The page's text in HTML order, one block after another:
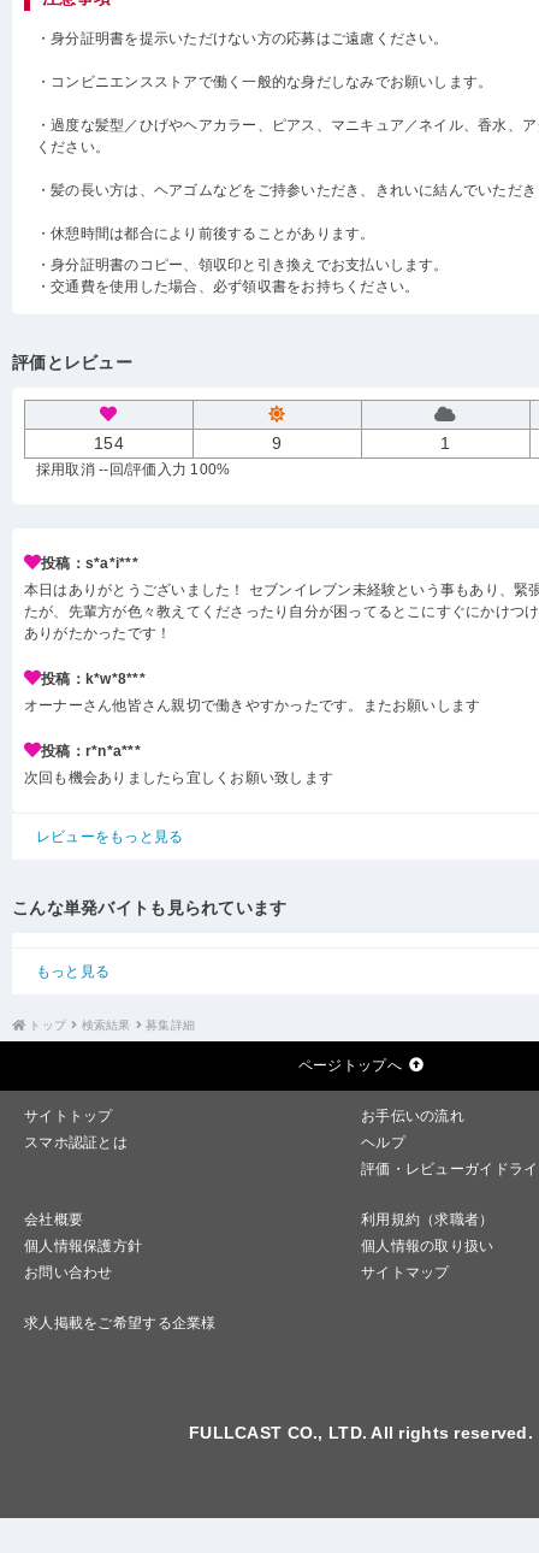
・身分証明書を提示いただけない方の応募はご遠慮ください。
・コンビニエンスストアで働く一般的な身だしなみでお願いします。
・過度な髪型／ひげやヘアカラー、ピアス、マニキュア／ネイル、香水、
ください。
・髪の長い方は、ヘアゴムなどをご持参いただき、きれいに結んでいただ
・休憩時間は都合により前後することがあります。
・身分証明書のコピー、領収印と引き換えでお支払いします。
・交通費を使用した場合、必ず領収書をお持ちください。
評価とレビュー
154 9 1
採用取消 --回/評価入力 100%
投稿：s*a*i***
本日はありがとうございました！ セブンイレブン未経験という事もあり、緊
たが、先輩方が色々教えてくださったり自分が困ってるとこにすぐにかけつ
ありがたかったです！
投稿：k*w*8***
オーナーさん他皆さん親切で働きやすかったです。またお願いします
投稿：r*n*a***
次回も機会ありましたら宜しくお願い致します
レビューをもっと見る
こんな単発バイトも見られています
もっと見る
トップ 検索結果 募集詳細
ページトップへ
サイトトップ
お手伝いの流れ
スマホ認証とは
ヘルプ
評価・レビューガイドラ
会社概要
利用規約（求職者）
個人情報保護方針
個人情報の取り扱い
お問い合わせ
サイトマップ
求人掲載をご希望する企業様
FULLCAST CO., LTD. All rights reserved.